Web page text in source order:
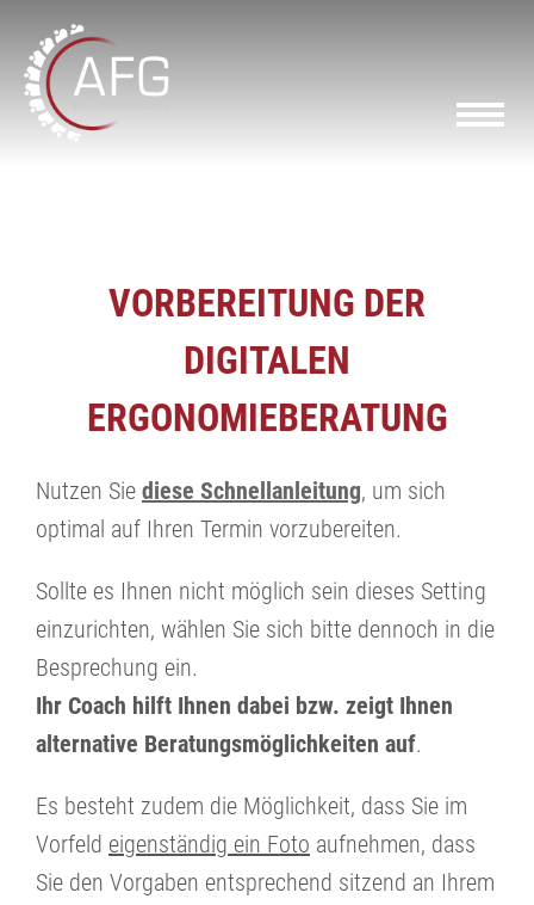
VORBEREITUNG DER
DIGITALEN
ERGONOMIEBERATUNG
Nutzen Sie diese Schnellanleitung, um sich
optimal auf Ihren Termin vorzubereiten.
Sollte es Ihnen nicht möglich sein dieses Setting
einzurichten, wählen Sie sich bitte dennoch in die
Besprechung ein.
Ihr Coach hilft Ihnen dabei bzw. zeigt Ihnen
alternative Beratungsmöglichkeiten auf.
Es besteht zudem die Möglichkeit, dass Sie im
Vorfeld eigenständig ein Foto aufnehmen, dass
Sie den Vorgaben entsprechend sitzend an Ihrem